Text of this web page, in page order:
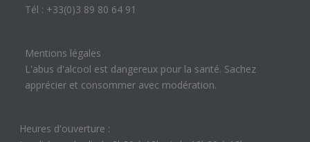
Tél : +33(0)3 89 80 64 91
Mentions légales
L'abus d'alcool est dangereux pour la santé. Sachez
apprécier et consommer avec modération.
Heures d'ouverture :